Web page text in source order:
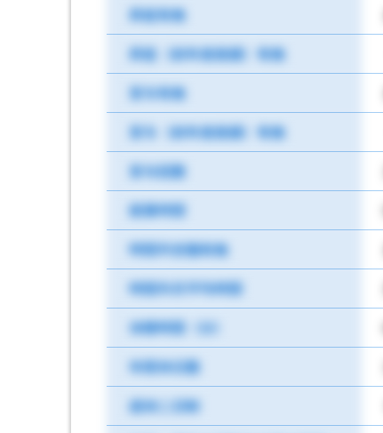
昇給有無
昇給（前年度実績）有無
賞与有無
賞与（前年度実績）有無
賞与回数
就業時間
時間外労働有無
時間外月平均時間
休憩時間（分）
年間休日数
週休二日制